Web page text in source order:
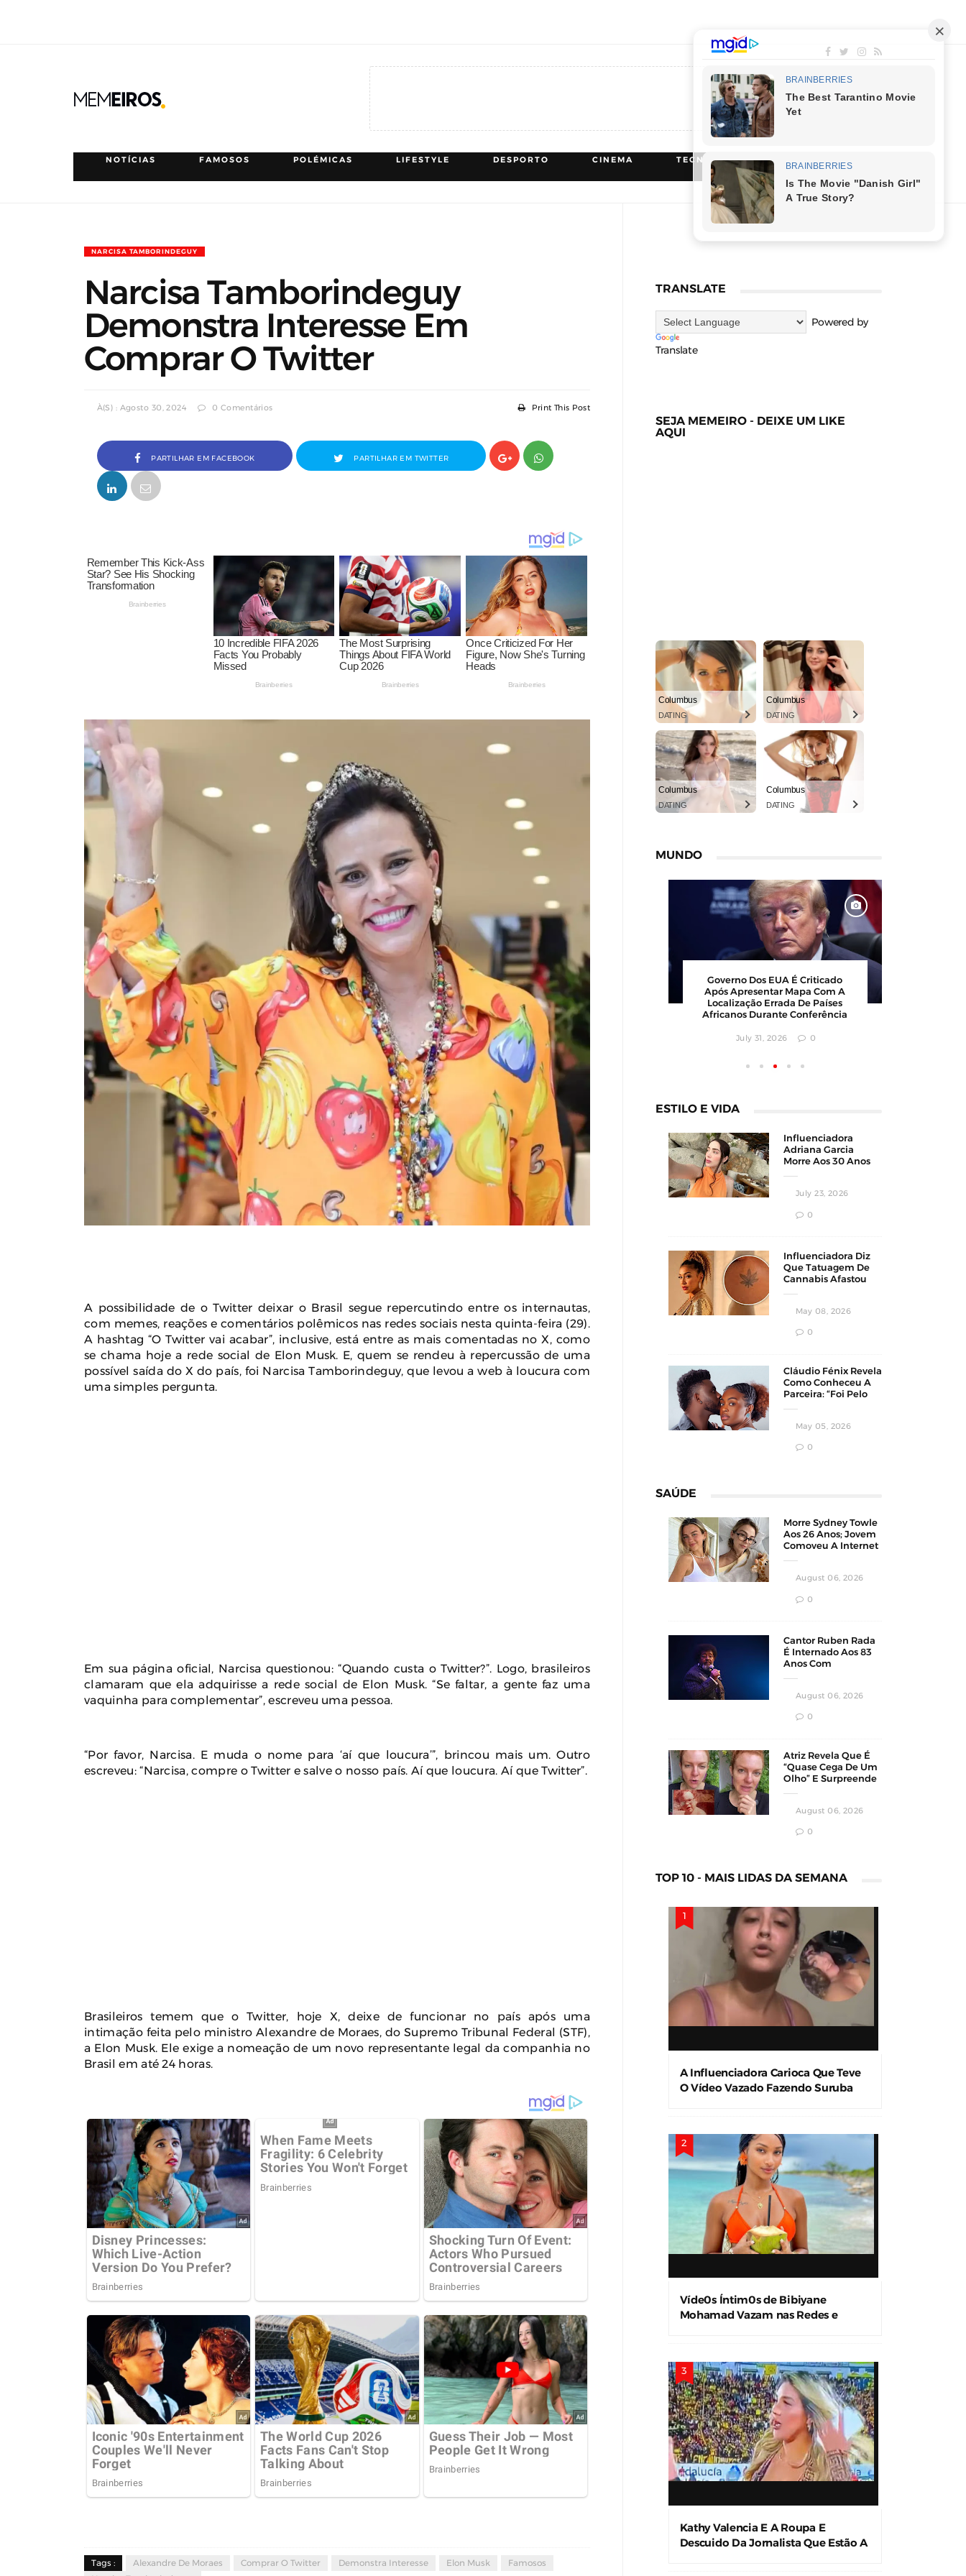
NOTÍCIAS FAMOSOS POLÉMICAS LIFESTYLE DESPORTO CINEMA TECNOLOGIA
NARCISA TAMBORINDEGUY
Narcisa Tamborindeguy
Demonstra Interesse Em
Comprar O Twitter
À(s) : Agosto 30, 2024 0 Comentários Print This Post
PARTILHAR EM FACEBOOK PARTILHAR EM TWITTER
A possibilidade de o Twitter deixar o Brasil segue repercutindo entre os internautas,
com memes, reações e comentários polêmicos nas redes sociais nesta quinta-feira (29).
A hashtag “O Twitter vai acabar”, inclusive, está entre as mais comentadas no X, como
se chama hoje a rede social de Elon Musk. E, quem se rendeu à repercussão de uma
possível saída do X do país, foi Narcisa Tamborindeguy, que levou a web à loucura com
uma simples pergunta.
Em sua página oficial, Narcisa questionou: “Quando custa o Twitter?”. Logo, brasileiros
clamaram que ela adquirisse a rede social de Elon Musk. “Se faltar, a gente faz uma
vaquinha para complementar”, escreveu uma pessoa.
“Por favor, Narcisa. E muda o nome para ‘aí que loucura’”, brincou mais um. Outro
escreveu: “Narcisa, compre o Twitter e salve o nosso país. Aí que loucura. Aí que Twitter”.
Brasileiros temem que o Twitter, hoje X, deixe de funcionar no país após uma
intimação feita pelo ministro Alexandre de Moraes, do Supremo Tribunal Federal (STF),
a Elon Musk. Ele exige a nomeação de um novo representante legal da companhia no
Brasil em até 24 horas.
Tags : Alexandre De Moraes Comprar O Twitter Demonstra Interesse Elon Musk
Famosos
TRANSLATE
Powered by
Translate
SEJA MEMEIRO - DEIXE UM LIKE
AQUI
Columbus
DATING
Columbus
DATING
Columbus
DATING
Columbus
DATING
MUNDO
Barbearia Nudista Viraliza Ao
Atrair Clientes Com Conceito
Inusitado E Faturamento
Milionário
July 30, 2026 0
Karyna Shuliak Pode Herdar Até
US$ 100 Milhões Da Fortuna De
Jeffrey Epstein, Apontam
Documentos Dos EUA
July 29, 2026
Calor Extremo Na Coreia Do Sul
Faz 16 Mortes Com Temperaturas
Próximas Dos 42ºC
August 04, 2026 0
Polícia Investiga Morte De
Modelo Encontrada Em Mala
Após Viagem Pela Europa
August 04, 2026 0
ESTILO E VIDA
Influenciadora
Adriana Garcia
Morre Aos 30 Anos
Estético
July 23, 2026
0
Influenciadora Diz
Que Tatuagem De
Cannabis Afastou
May 08, 2026
0
Cláudio Fénix Revela
Como Conheceu A
Parceira: “Foi Pelo
May 05, 2026
0
SAÚDE
Morre Sydney Towle
Aos 26 Anos; Jovem
Comoveu A Internet
Câncer
August 06, 2026
0
Cantor Ruben Rada
É Internado Aos 83
Anos Com
August 06, 2026
0
Atriz Revela Que É
“Quase Cega De Um
Olho” E Surpreende
August 06, 2026
0
TOP 10 - MAIS LIDAS DA SEMANA
A Influenciadora Carioca Que Teve
O Vídeo Vazado Fazendo Suruba
Víde0s Íntim0s de Bibiyane
Mohamad Vazam nas Redes e
Kathy Valencia E A Roupa E
Descuido Da Jornalista Que Estão A